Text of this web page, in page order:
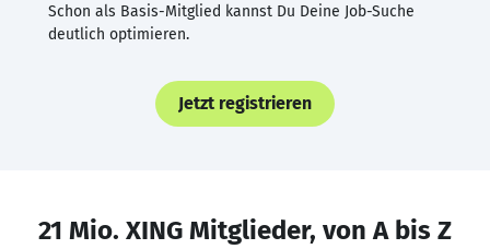
Schon als Basis-Mitglied kannst Du Deine Job-Suche
deutlich optimieren.
Jetzt registrieren
21 Mio. XING Mitglieder, von A bis Z